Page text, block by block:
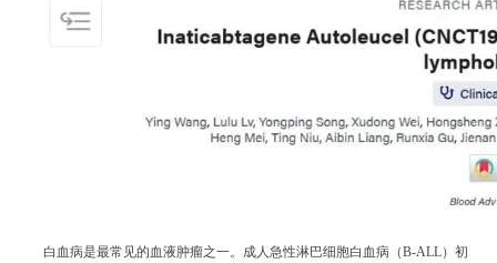
白血病是最常见的血液肿瘤之一。成人急性淋巴细胞白血病（B-ALL）初